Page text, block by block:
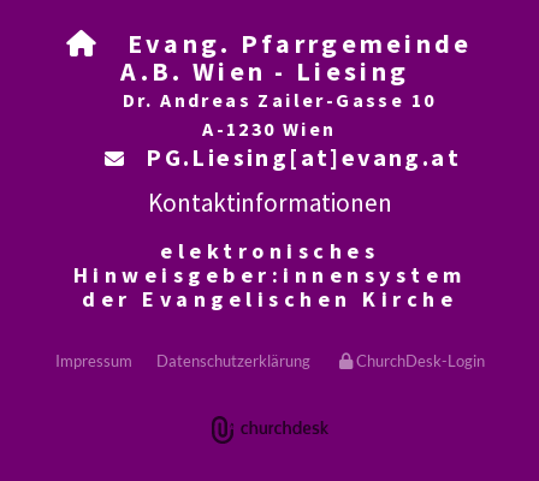

Evang. Pfarrgemeinde
A.B. Wien - Liesing
Dr. Andreas Zailer-Gasse 10
A-1230 Wien
 PG.Liesing[at]evang.at
Kontaktinformationen
elektronisches
Hinweisgeber:innensystem
der Evangelischen Kirche
Impressum Datenschutzerklärung ChurchDesk-Login